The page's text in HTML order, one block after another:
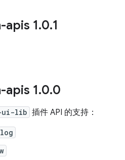
1.0.1
1.0.0
ui-lib 插件 API 的支持：